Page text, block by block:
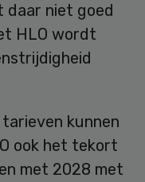
daar niet goed
HLO wordt
kunnen
ook het tekort
met 2028 met